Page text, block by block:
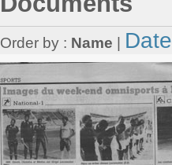
Order by : Name Date